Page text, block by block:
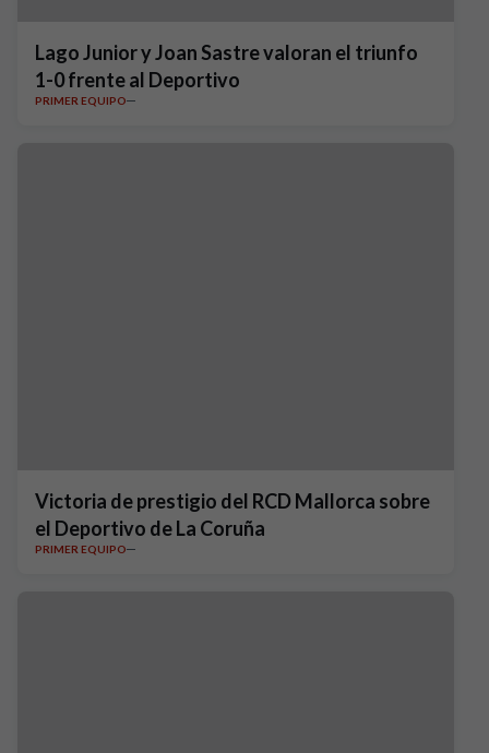
Lago Junior y Joan Sastre valoran el triunfo
1-0 frente al Deportivo
PRIMER EQUIPO
Victoria de prestigio del RCD Mallorca sobre
el Deportivo de La Coruña
PRIMER EQUIPO